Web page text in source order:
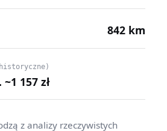
842 km
~1 157 zł
z analizy rzeczywistych